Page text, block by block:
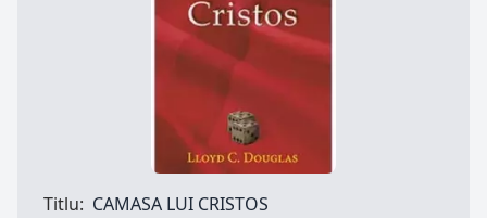
Titlu: CAMASA LUI CRISTOS